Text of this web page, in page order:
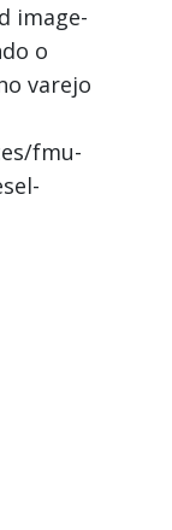
image-
o
varejo
fmu-